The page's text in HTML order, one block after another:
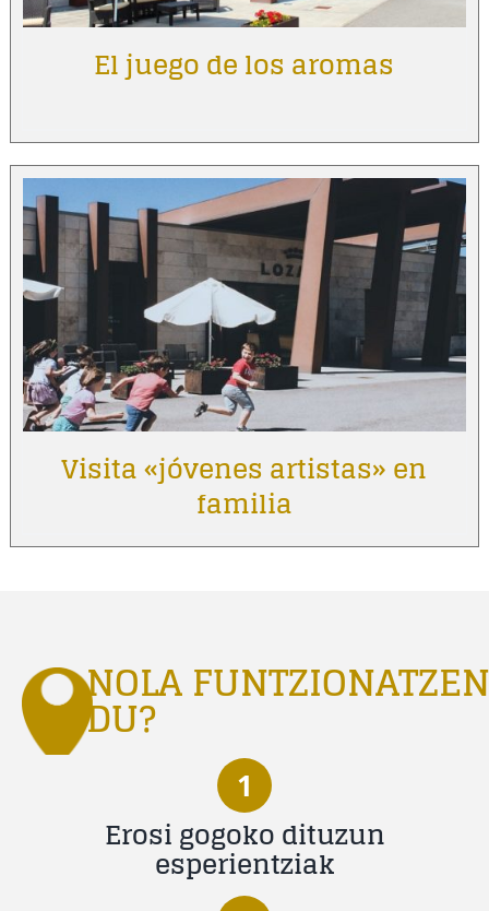
El juego de los aromas
Visita «jóvenes artistas» en
familia
NOLA
DU?
1
Erosi gogoko dituzun
esperientziak